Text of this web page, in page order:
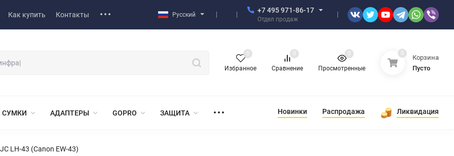
Как купить Контакты Русский
+7 495 971-86-17
Отдел продаж
Избранное
0
Сравнение
0
Просмотренные
0 0
Корзина
Пусто
СУМКИ АДАПТЕРЫ GOPRO ЗАЩИТА Новинки Распродажа Ликвидация
LH-43 (Canon EW-43)